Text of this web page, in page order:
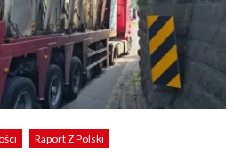
Raport Z Polski